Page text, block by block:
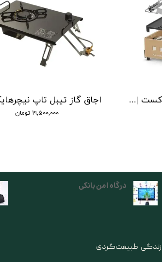
۱۹,۵۰۰,۰۰۰ تومان
اجاق گاز نیچرهایک مدل کست | multi functional cassette stove
زندگی طبیعت‌گردی
درگاه امن بانکی